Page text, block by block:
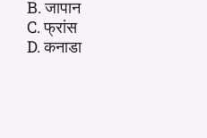
B. जापान
C. फ्रांस
D. कनाडा